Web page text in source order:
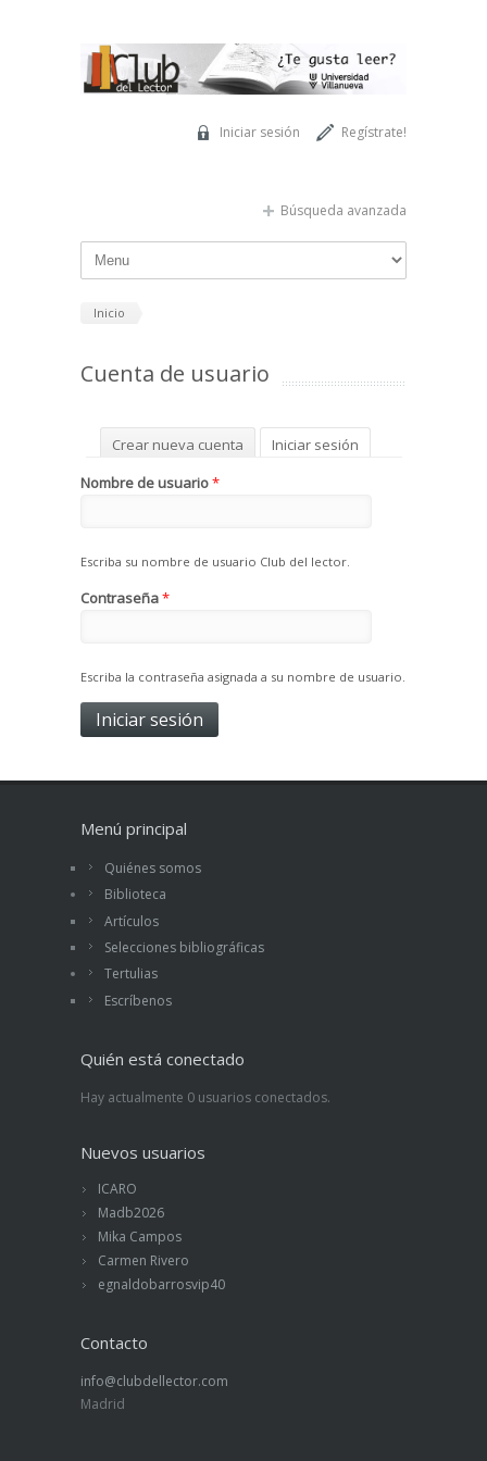
Regístrate!
Iniciar sesión
Búsqueda avanzada
Inicio
Cuenta de usuario
Solapas principales
Crear nueva cuenta Iniciar sesión
Solicitar una nueva contraseña
Nombre de usuario*
Escriba su nombre de usuario Club del lector.
Contraseña*
Escriba la contraseña asignada a su nombre de usuario.
Menú principal
Quiénes somos
Biblioteca
Artículos
Selecciones bibliográficas
Tertulias
Escríbenos
Quién está conectado
Hay actualmente 0 usuarios conectados.
Nuevos usuarios
ICARO
Madb2026
Mika Campos
Carmen Rivero
egnaldobarrosvip40
Contacto
info@clubdellector.com
Madrid